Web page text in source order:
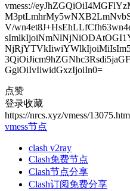
vmess://
V/
GgiOiIvIiwidGxzIjoiIn0=
点赞
登录收藏
https://nrcs.xyz/vmess/
vmess节点
clash v2ray
Clash免费节点
Clash节点分享
Clash订阅免费分享